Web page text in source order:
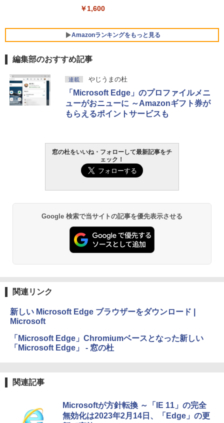
ersonal/Copilotキー搭載/Win 11/15.6型/
Core i5/16GB/SSD 512GB/ホワイト) FM
￥1,600
Amazonランキングをもっと見る
生成AIパスポート公式テキスト 第４版
￥1,766
出す プロンプトの言葉 AI画像生成シリー
ズ (はぴーイラストLabo)
￥99
ClaudeCode いちばんやさしい 教科書:
非エンジニア 初心者 素人 でも安心 使い
方 マニュアル AI副業にもコンテンツ作成
にもKindle出版にも！ 非エンジニアのた
めのAIコーディング入門シリーズ
￥99
1冊ですべて身につくHTML & CSSとWe
Amazon Kindle Paperwhite (16GB) 7イ
ンチディスプレイ、色調調節ライト、12
週間持続バッテリー、広告なし、ブラッ
ク
￥27,980
Amazon Kindle - 目に優しい、かさばら
ない、大きな画面で読みやすい、6週間持
続バッテリー、6インチディスプレイ電子
書籍リーダー、ブラック、16GB、広告な
Kindle Paperwhite シグニチャーエディ
ション (32GB) 7インチディスプレイ、明
るさ自動調整、色調調節ライト、12週間
持続バッテリー、広告なし、メタリック
ブラック
Amazon Kindle Colorsoft | 16GBストレ
ージ、防水、7インチカラーディスプレ
テリー、広告無し、ブラック (2025年発
11インチカラーディスプレイ、64GBスト
レージ、ノート機能搭載、明るさ自動調
整、色調調節ライト、プレミアムペン付
編集部のおすすめ記事
連載 やじうまの杜
「Microsoft Edge」のプロファイルメニ
ューがおニューに ～Amazonギフト券が
もらえるポイントサービスも
窓の杜をいいね・フォローして最新記事をチ
ェック！
Google 検索で当サイトの記事を優先表示させる
関連リンク
新しい Microsoft Edge ブラウザーをダウンロード |
Microsoft
「Microsoft Edge」Chromiumベースとなった新しい
「Microsoft Edge」 - 窓の杜
関連記事
Microsoftが方針転換 ～「IE 11」の完全
無効化は2023年2月14日、「Edge」の更